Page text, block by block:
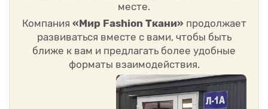
месте.
Компания «Мир Fashion Ткани» продолжает
развиваться вместе с вами, чтобы быть
ближе к вам и предлагать более удобные
форматы взаимодействия.